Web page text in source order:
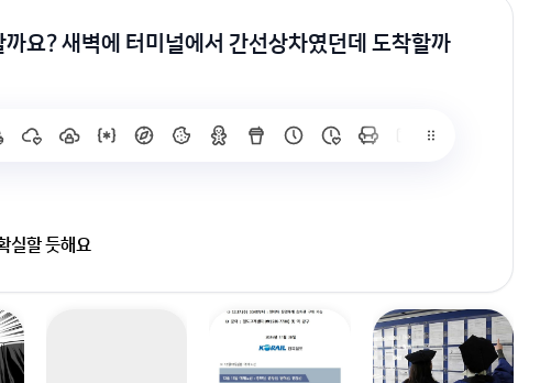
? 새벽에 터미널에서 간선상차였던데 도착할까
실할 듯해요